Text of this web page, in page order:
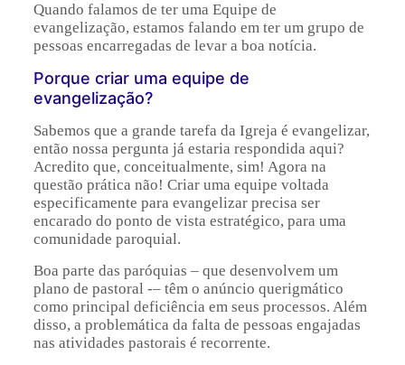
Quando falamos de ter uma Equipe de
evangelização, estamos falando em ter um grupo de
pessoas encarregadas de levar a boa notícia.
Porque criar uma equipe de
evangelização?
Sabemos que a grande tarefa da Igreja é evangelizar,
então nossa pergunta já estaria respondida aqui?
Acredito que, conceitualmente, sim! Agora na
questão prática não! Criar uma equipe voltada
especificamente para evangelizar precisa ser
encarado do ponto de vista estratégico, para uma
comunidade paroquial.
Boa parte das paróquias – que desenvolvem um
plano de pastoral -– têm o anúncio querigmático
como principal deficiência em seus processos. Além
disso, a problemática da falta de pessoas engajadas
nas atividades pastorais é recorrente.